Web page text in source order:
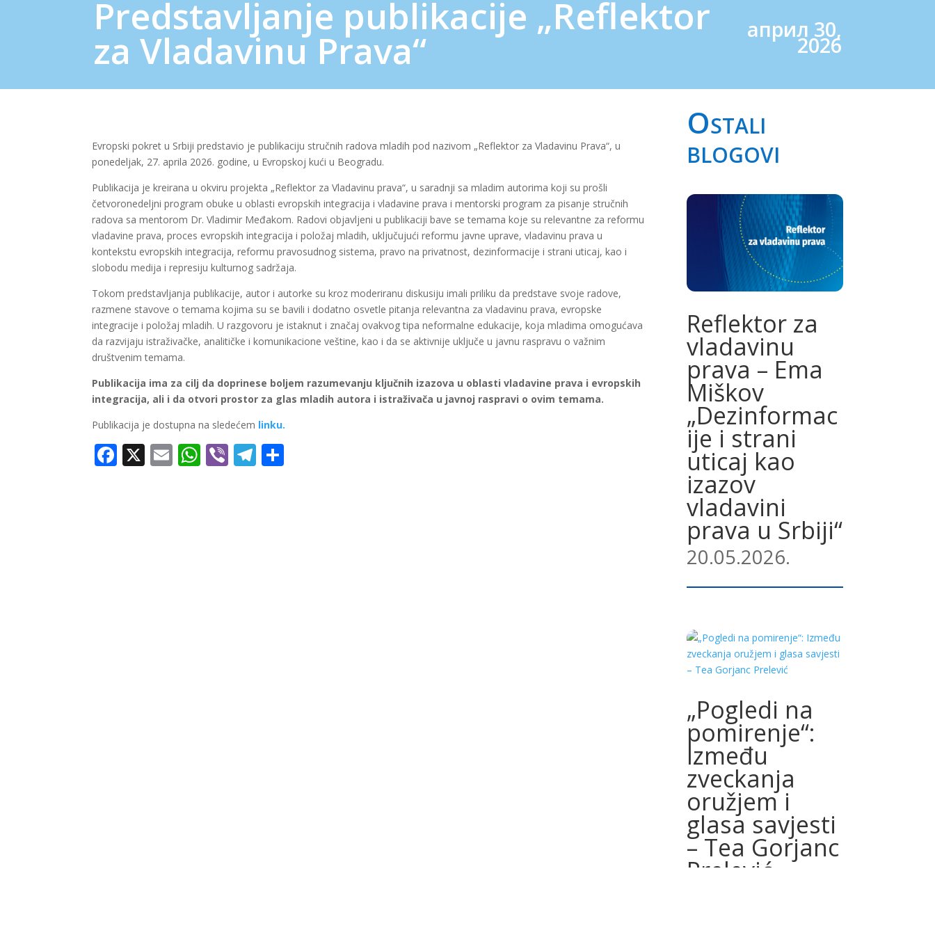
Predstavljanje publikacije „Reflektor
za Vladavinu Prava“ април 30,
2026
Evropski pokret u Srbiji predstavio je publikaciju stručnih radova mladih pod nazivom „Reflektor za Vladavinu Prava“, u
ponedeljak, 27. aprila 2026. godine, u Evropskoj kući u Beogradu.
Publikacija je kreirana u okviru projekta „Reflektor za Vladavinu prava“, u saradnji sa mladim autorima koji su prošli
četvoronedeljni program obuke u oblasti evropskih integracija i vladavine prava i mentorski program za pisanje stručnih
radova sa mentorom Dr. Vladimir Međakom. Radovi objavljeni u publikaciji bave se temama koje su relevantne za reformu
vladavine prava, proces evropskih integracija i položaj mladih, uključujući reformu javne uprave, vladavinu prava u
kontekstu evropskih integracija, reformu pravosudnog sistema, pravo na privatnost, dezinformacije i strani uticaj, kao i
slobodu medija i represiju kulturnog sadržaja.
Tokom predstavljanja publikacije, autor i autorke su kroz moderiranu diskusiju imali priliku da predstave svoje radove,
razmene stavove o temama kojima su se bavili i dodatno osvetle pitanja relevantna za vladavinu prava, evropske
integracije i položaj mladih. U razgovoru je istaknut i značaj ovakvog tipa neformalne edukacije, koja mladima omogućava
da razvijaju istraživačke, analitičke i komunikacione veštine, kao i da se aktivnije uključe u javnu raspravu o važnim
društvenim temama.
Publikacija ima za cilj da doprinese boljem razumevanju ključnih izazova u oblasti vladavine prava i evropskih
integracija, ali i da otvori prostor za glas mladih autora i istraživača u javnoj raspravi o ovim temama.
Publikacija je dostupna na sledećem linku.
Facebook
X EmailWhatsApp
ViberTelegram
Ostali
blogovi
Reflektor za
vladavinu
prava – Ema
Miškov
„Dezinformac
ije i strani
uticaj kao
izazov
vladavini
prava u Srbiji“
20.05.2026.
„Pogledi na
pomirenje“:
Između
zveckanja
oružjem i
glasa savjesti
– Tea Gorjanc
Prelević